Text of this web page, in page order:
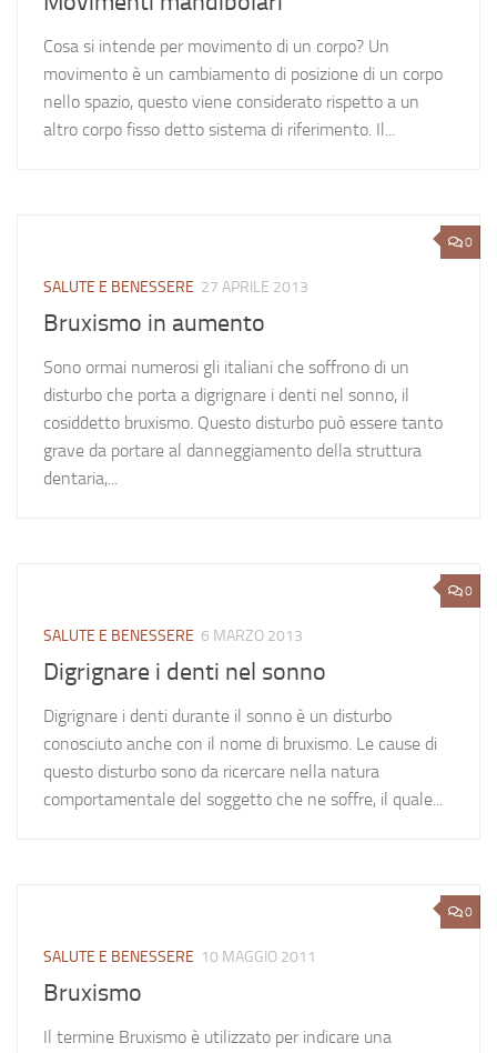
Cosa si intende per movimento di un corpo? Un
movimento è un cambiamento di posizione di un corpo
nello spazio, questo viene considerato rispetto a un
altro corpo fisso detto sistema di riferimento. Il...
0
SALUTE E BENESSERE 27 APRILE 2013
Bruxismo in aumento
Sono ormai numerosi gli italiani che soffrono di un
disturbo che porta a digrignare i denti nel sonno, il
cosiddetto bruxismo. Questo disturbo può essere tanto
grave da portare al danneggiamento della struttura
dentaria,...
0
SALUTE E BENESSERE 6 MARZO 2013
Digrignare i denti nel sonno
Digrignare i denti durante il sonno è un disturbo
conosciuto anche con il nome di bruxismo. Le cause di
questo disturbo sono da ricercare nella natura
comportamentale del soggetto che ne soffre, il quale...
0
SALUTE E BENESSERE 10 MAGGIO 2011
Bruxismo
Il termine Bruxismo è utilizzato per indicare una